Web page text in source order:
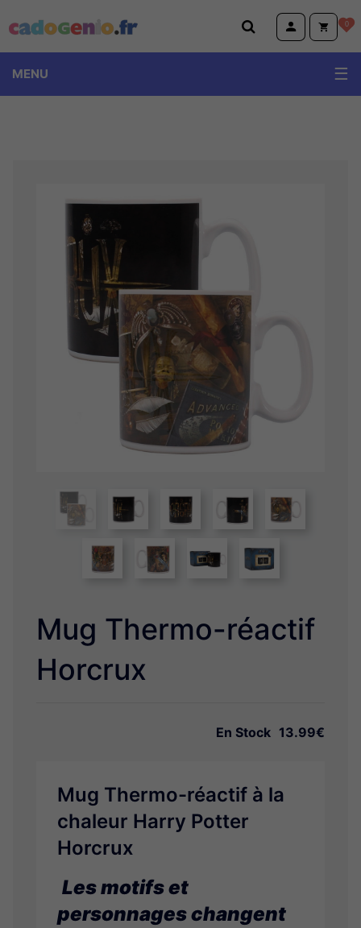
Cadogenio.fr 0
MENU
Volkswagen
Emoji et Animoji
Little Buddha et Wise Wings
Peluches Animotsu Keel Eco Wild Hugg'em
Dino World et Monster car
Harry Potter
Mani the Lucky Cat Maneki Neko
Comics et Marvel
Poupées Voodoo
Star Wars
Adorable Panda
One Family
Mug Thermo-réactif
Horcrux
En Stock 13.99€
Mug Thermo-réactif à la
chaleur Harry Potter
Horcrux
Les motifs et
personnages changent